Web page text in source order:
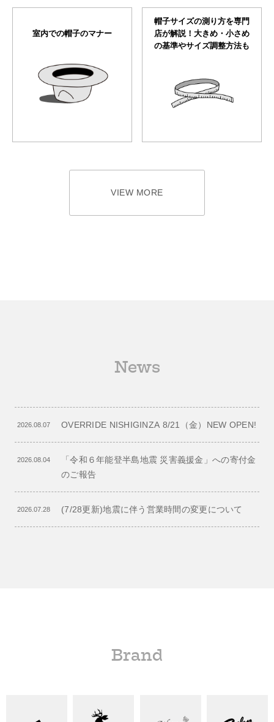
室内での帽子のマナー
帽子サイズの測り方を専門
店が解説！大きめ・小さめ
の基準やサイズ調整方法も
VIEW MORE
News
2026.08.07 OVERRIDE NISHIGINZA 8/21（金）NEW OPEN!
2026.08.04
「令和６年能登半島地震 災害義援金」への寄付金
のご報告
2026.07.28 (7/28更新)地震に伴う営業時間の変更について
Brand